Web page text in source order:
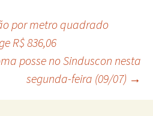
por metro quadrado
R$ 836,06
posse no Sinduscon nesta
segunda-feira (09/07) →